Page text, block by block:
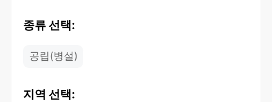
종류 선택:
공립(병설)
지역 선택: